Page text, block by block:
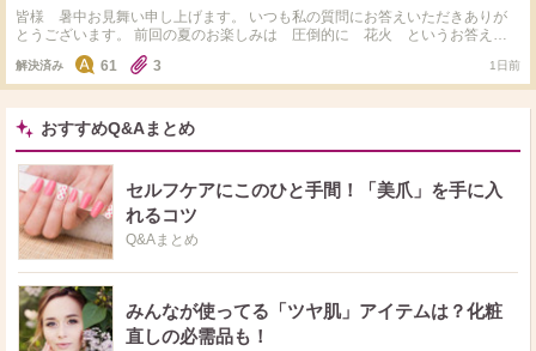
皆様 暑中お見舞い申し上げます。 いつも私の質問にお答えいただきありが
とうございます。 前回の夏のお楽しみは 圧倒的に 花火 というお答えが
ダントツでした。 いつも本当にありがとうございます！ さて本日の質問で
す。 サロンでの白髪染めまでちょこっとセルフで染めるとき、カラー材はど
んなものを使用してますか？ 私はサイオスのクリームタイプを使用していま
す。 ドラッグストアで３９８円くらいでとてもお安く、染まりもよく気軽に
染められ重宝しています。 これいいよ、これ使ってるよというのがあればシ
ェアしてください。 お値段、使い心地など教えてくださるとうれしいです。
できるだけ お返事コメントさせていただきます。 いつもありがとうござい
ます！
解決済み 61 3 1日前
おすすめQ&Aまとめ
セルフケアにこのひと手間！「美爪」を手に入
れるコツ
Q&Aまとめ
みんなが使ってる「ツヤ肌」アイテムは？化粧
直しの必需品も！